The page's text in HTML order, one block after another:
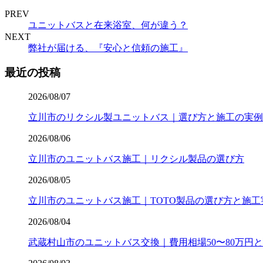
PREV
ユニットバスと在来浴室、何が違う？
NEXT
弊社が届ける、『安心と信頼の施工』
最近の投稿
2026/08/07
立川市のリクシル製ユニットバス｜選び方と施工の実例
2026/08/06
立川市のユニットバス施工｜リクシル製品の選び方
2026/08/05
立川市のユニットバス施工｜TOTO製品の選び方と施工
2026/08/04
武蔵村山市のユニットバス交換｜費用相場50〜80万円